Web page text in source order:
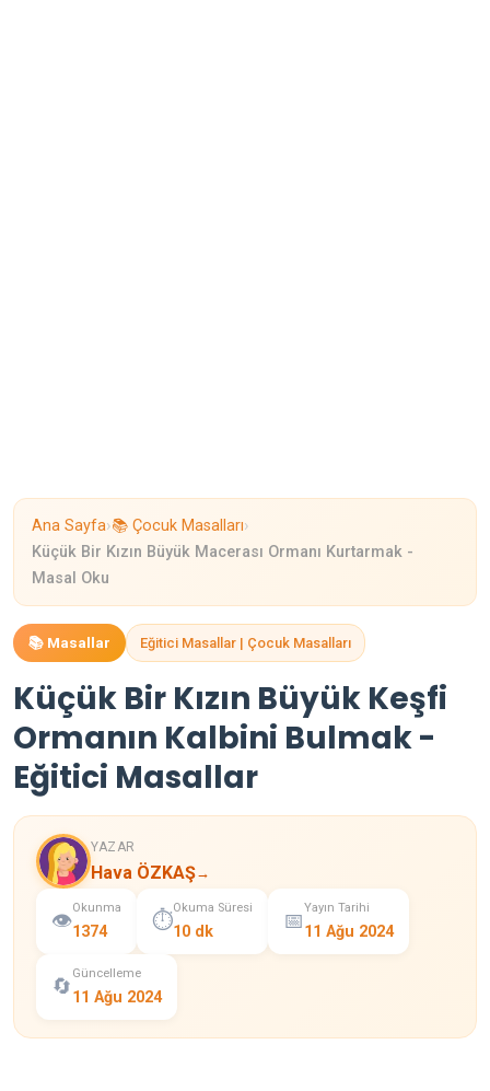
Ana Sayfa›📚 Çocuk Masalları›
Küçük Bir Kızın Büyük Macerası Ormanı Kurtarmak -
Masal Oku
📚 Masallar Eğitici Masallar | Çocuk Masalları
Küçük Bir Kızın Büyük Keşfi
Ormanın Kalbini Bulmak -
Eğitici Masallar
YAZAR
Hava ÖZKAŞ→
👁️
Okunma
1374 ⏱️
Okuma Süresi
10 dk 📅
Yayın Tarihi
11 Ağu 2024
🔄
Güncelleme
11 Ağu 2024